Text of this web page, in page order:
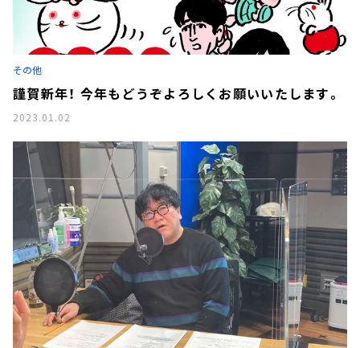
その他
謹賀新年！ 今年もどうぞよろしくお願いいたします。
2023.01.02